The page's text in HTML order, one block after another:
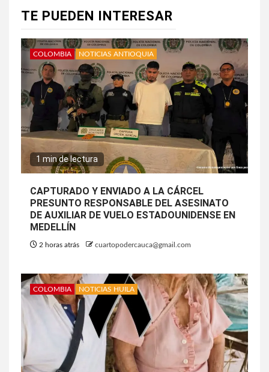
TE PUEDEN INTERESAR
COLOMBIA NOTICIAS ANTIOQUIA
1 min de lectura
CAPTURADO Y ENVIADO A LA CÁRCEL
PRESUNTO RESPONSABLE DEL ASESINATO
DE AUXILIAR DE VUELO ESTADOUNIDENSE EN
MEDELLÍN
2 horas atrás cuartopodercauca@gmail.com
COLOMBIA NOTICIAS HUILA